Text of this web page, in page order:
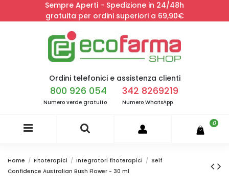
Sempre Aperti - Spedizione in 24/48h
gratuita per ordini superiori a 69,90€
Ordini telefonici e assistenza clienti
800 926 054
Numero verde gratuito
342 8269219
Numero WhatsApp
0
Home Fitoterapici Integratori fitoterapici
Self
Confidence Australian Bush Flower - 30 ml